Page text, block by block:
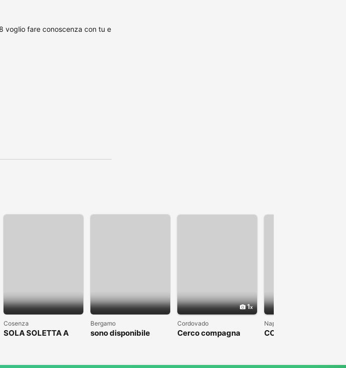
voglio fare conoscenza con tu e
Cosenza
SOLA SOLETTA A
Bergamo
sono disponibile
1
Cordovado
Cerco compagna
Napoli
COLPO DI FULMINE